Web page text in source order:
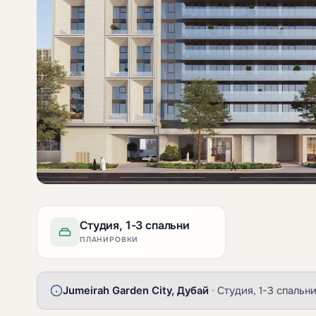
Студия, 1-3 спальни
ПЛАНИРОВКИ
Jumeirah Garden City, Дубай · Студия, 1-3 спальни